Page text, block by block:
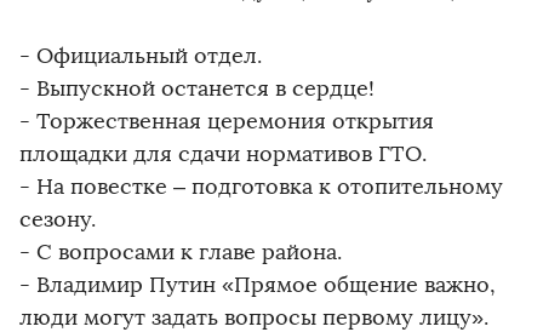
- Официальный отдел.
- Выпускной останется в сердце!
- Торжественная церемония открытия
площадки для сдачи нормативов ГТО.
- На повестке – подготовка к отопительному
сезону.
- С вопросами к главе района.
- Владимир Путин «Прямое общение важно,
люди могут задать вопросы первому лицу».